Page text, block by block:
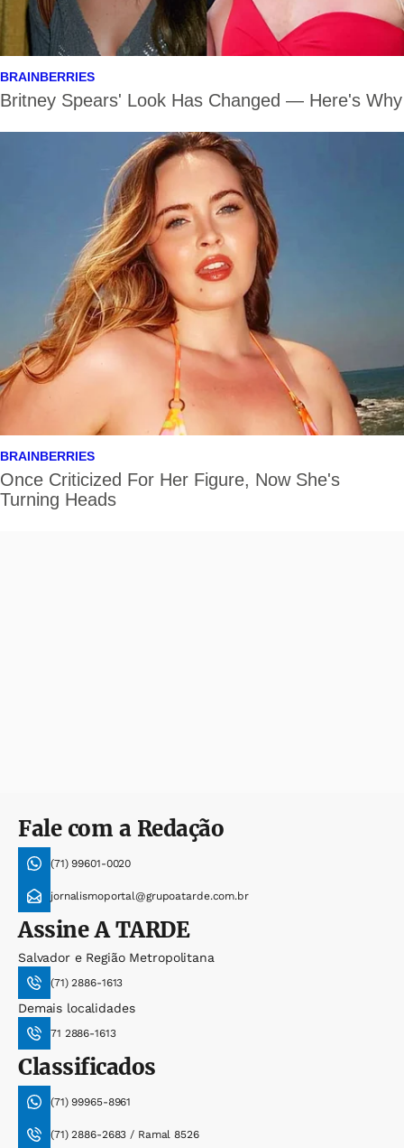
Fale com a Redação
(71) 99601-0020
jornalismoportal@grupoatarde.com.br
AssineA TARDE
Salvador e Região Metropolitana
(71) 2886-1613
Demais localidades
71 2886-1613
Classificados
(71) 99965-8961
(71) 2886-2683 / Ramal 8526